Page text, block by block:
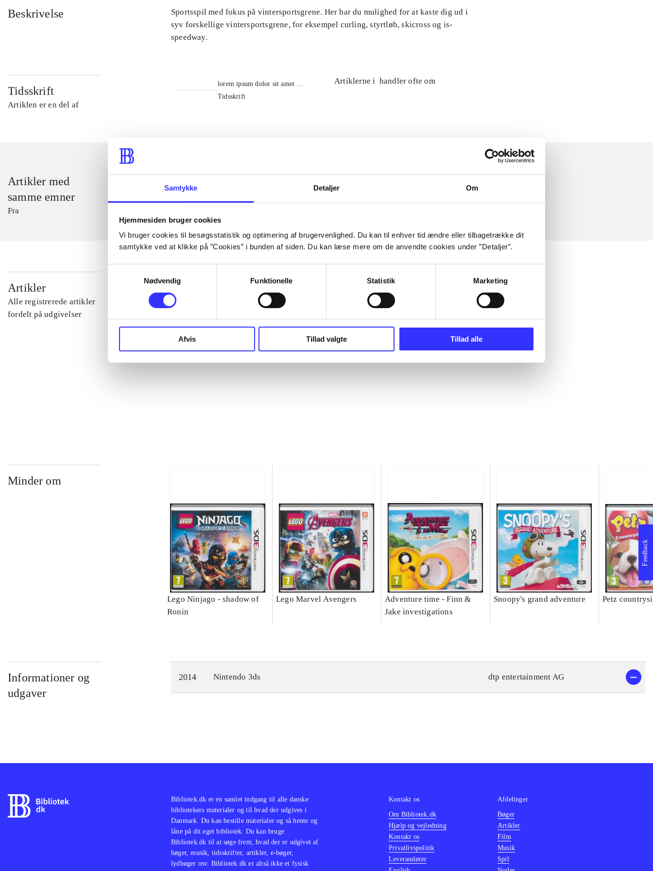
Samtykke Detaljer Om
Hjemmesiden bruger cookies
Vi bruger cookies til besøgsstatistik og optimering af brugervenlighed. Du kan til enhver tid ændre eller tilbagetrække dit
samtykke ved at klikke på ”Cookies” i bunden af siden. Du kan læse mere om de anvendte cookies under ”Detaljer”.
Nødvendig
Funktionelle Statistik Marketing
Afvis Tillad valgte Tillad alle
Beskrivelse
Sportsspil med fokus på vintersportsgrene. Her har du mulighed for at kaste dig ud i
syv forskellige vintersportsgrene, for eksempel curling, styrtløb, skicross og is-
speedway.
Tidsskrift
Artiklen er en del af
lorem ipsum dolor sit amet ...
Tidsskrift
Artiklerne i handler ofte om
Artikler med
samme emner
Fra
Artikler
Alle registrerede artikler
fordelt på udgivelser
...
Minder om
Lego Ninjago - shadow of
Ronin
Lego Marvel Avengers
Adventure time - Finn &
Jake investigations
Snoopy's grand adventure Petz
Informationer og
udgaver
2014 Nintendo 3ds dtp entertainment AG
Feedback
Bibliotek.dk er en samlet indgang til alle danske
bibliotekers materialer og til hvad der udgives i
Danmark. Du kan bestille materialer og så hente og
låne på dit eget bibliotek. Du kan bruge
Bibliotek.dk til at søge frem, hvad der er udgivet af
bøger, musik, tidsskrifter, artikler, e-bøger,
lydbøger osv. Bibliotek.dk er altså ikke et fysisk
Kontakt os
Om Bibliotek.dk
Hjælp og vejledning
Kontakt os
Privatlivspolitik
Leverandører
Afdelinger
Bøger
Artikler
Film
Musik
Spil